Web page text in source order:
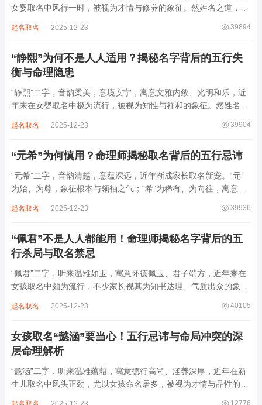
女婴取名中风行一时，被视为才情与修养的象征。然姓名之道，贵
增心力。细察“睿雅”之局，实藏金水成势、火土受制之患，若不顾
39894
起名取名 2025-12-23
“静熙”为何不是人人适用？揭秘名字背后的五行失
衡与命理隐患
“静熙”二字，音韵柔美，意境安宁，寓意文雅内敛、光明和乐，近
年来在女婴取名中极为流行，被视为知性与祥和的象征。然姓名命
象，实藏金水偏寒、火气受制之弊，若不顾八字强弱，盲目套用，
39904
起名取名 2025-12-23
“元希”为何慎用？命理师揭秘取名背后的五行忌讳
“元希”二字，音韵清越，意蕴深远，近年渐成家长取名新宠。“元”
为始、为尊，象征根本与领袖之气；“希”为稀有、为向往，寓意卓
象。然姓名非止文雅，实为命理气场之枢纽。一字之选，关乎运途
39936
起名取名 2025-12-23
“佩君”不是人人都能用！命理师揭秘名字背后的五
行杀局与取名禁忌
“佩君”二字，听来温雅如玉，寓意怀德佩玉、君子端方，近年来在
女孩取名中颇为流行，不少家长视其为知书达理、气质出众的象
察“佩君”之象，实藏金气过旺、木土受制之局，若不顾命主五行强
40105
起名取名 2025-12-23
女孩取名“懿涵”要当心！五行忌讳与命局冲突的深
层命理解析
“懿涵”二字，听来温雅蕴藉，寓意德行高尚、涵养深厚，近年在新
生儿取名中风头正劲，尤以女孩命名居多，被视为才情与品性的完